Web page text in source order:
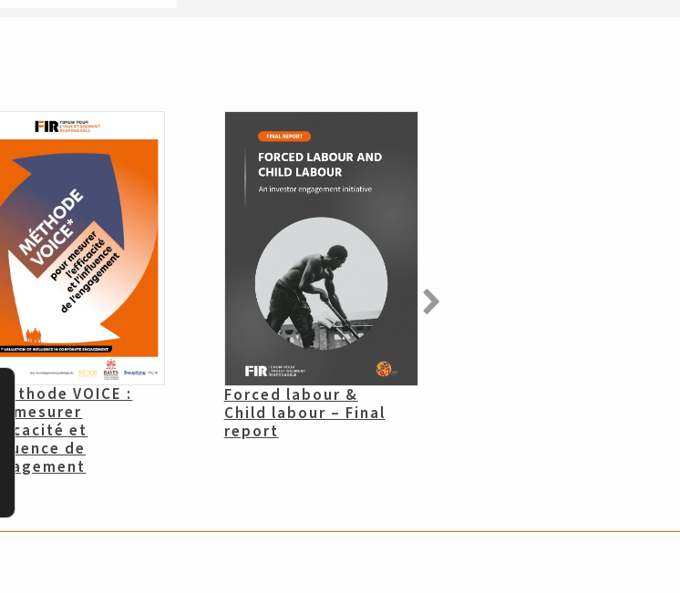
VOICE :
mesurer
et
de
Forced labour &
Child labour – Final
report